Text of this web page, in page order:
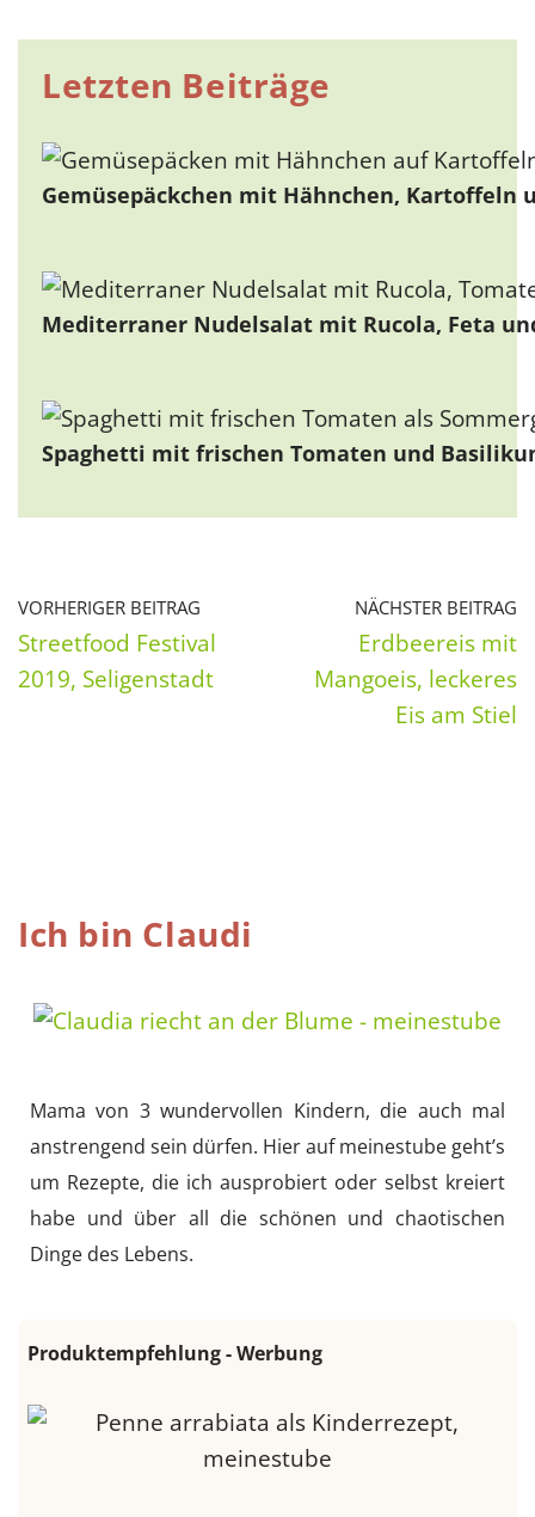
Letzten Beiträge
Gemüsepäckchen mit Hähnchen, Kartoffeln
Mediterraner Nudelsalat mit Rucola, Feta
Spaghetti mit frischen Tomaten und
VORHERIGER BEITRAG
Streetfood Festival
2019, Seligenstadt
NÄCHSTER BEITRAG
Erdbeereis mit
Mangoeis, leckeres
Eis am Stiel
Ich bin Claudi
Mama von 3 wundervollen Kindern, die auch mal
anstrengend sein dürfen. Hier auf meinestube geht’s
um Rezepte, die ich ausprobiert oder selbst kreiert
habe und über all die schönen und chaotischen
Dinge des Lebens.
Produktempfehlung - Werbung